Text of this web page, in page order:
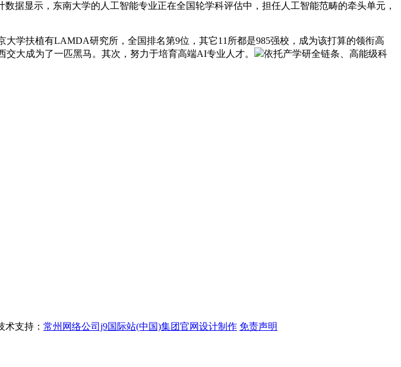
据显示，东南大学的人工智能专业正在全国轮学科评估中，担任人工智能范畴的牵头单元，
大学扶植有LAMDA研究所，全国排名第9位，其它11所都是985强校，成为该打算的领衔高
大成为了一匹黑马。其次，努力于培育高端AI专业人才。
依托产学研全链条、高能级科
术支持： 常州网络公司j9国际站(中国)集团官网设计制作 免责声明